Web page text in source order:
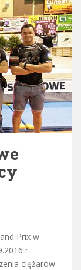
Prix w
r.
ciężarów